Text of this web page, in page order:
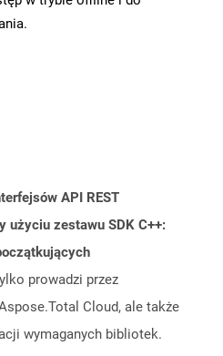
API REST
użyciu zestawu SDK C++:
prowadzi przez
Cloud, ale także
wymaganych bibliotek.